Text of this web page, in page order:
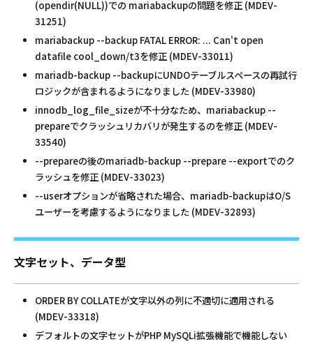
(opendir(NULL))での mariabackupの問題を修正 (MDEV-
31251)
mariabackup --backup FATAL ERROR: ... Can't open
datafile cool_down/t3を修正 (MDEV-33011)
mariadb-backup --backupにUNDOテーブルスペースの再試行
ロジックが含まれるようになりました (MDEV-33980)
innodb_log_file_sizeが不十分なため、mariabackup --
prepareでクラッシュリカバリが発生するのを修正 (MDEV-
33540)
--prepareの後のmariadb-backup --prepare --exportでのク
ラッシュを修正 (MDEV-33023)
--userオプションが省略された場合、mariadb-backupはO/S
ユーザーを考慮するようになりました (MDEV-32893)
文字セット、データ型
ORDER BY COLLATEが文字以外の列に不適切に適用される
(MDEV-33318)
デフォルトの文字セットがPHP MySQLi拡張機能で機能しない